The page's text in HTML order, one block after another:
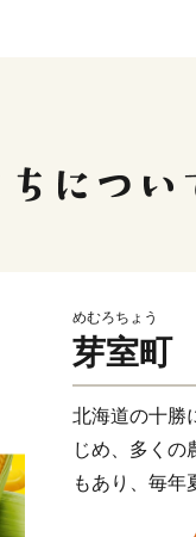
めむろちょう
芽室町
北海道の十勝
じめ、多くの
もあり、毎年
※2022年6月